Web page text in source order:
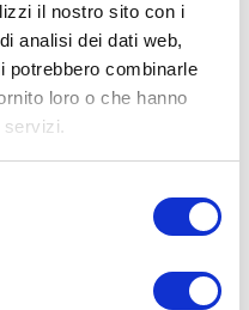
il nostro sito con i
analisi dei dati web,
potrebbero combinarle
loro o che hanno
servizi.
libero, con i kettlebell, con
si consiglia pertanto
eseguire esercizi e
forma. Consultare il proprio
qualsiasi forma di attività